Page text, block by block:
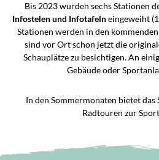
Bis 2023 wurden sechs Stationen
Infostelen und Infotafelneingeweiht
Stationen werden in den
sind vor Ort schon jetzt die
Schauplätze zu besichtigen. An
Gebäude oder
In den Sommermonaten bietet
Radtouren zur